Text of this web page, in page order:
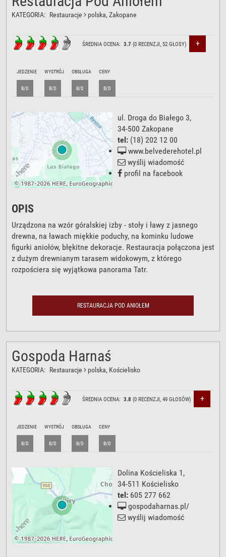
KATEGORIA: Restauracje polska, Zakopane
ŚREDNIA OCENA:3.7 (0 RECENZJI, 52 GŁOSY) +
JEDZENIE
B/D
WYSTRÓJ
B/D
OBSŁUGA
B/D
CENY
B/D
ul. Droga do Białego 3,
34-500 Zakopane
tel: (18) 202 12 00
www.belvederehotel.pl
wyślij wiadomość
profil na facebook
OPIS
Urządzona na wzór góralskiej izby - stoły i ławy z jasnego
drewna, na ławach miękkie poduchy, na kominku ludowe
figurki aniołów, błękitne dekoracje. Restauracja połączona jest
z dużym drewnianym tarasem widokowym, z którego
rozpościera się wyjątkowa panorama Tatr.
RESTAURACJA POD ANIOŁEM
Gospoda Harnaś
KATEGORIA: Restauracje polska, Kościelisko
ŚREDNIA OCENA:3.8 (0 RECENZJI,49 GŁOSÓW) +
JEDZENIE
B/D
WYSTRÓJ
B/D
OBSŁUGA
B/D
CENY
B/D
Dolina Kościeliska 1 ,
34-511 Kościelisko
tel: 605 277 662
gospodaharnas.pl/
wyślij wiadomość